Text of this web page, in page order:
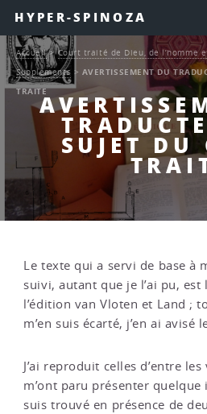
HYPER-SPINOZA
SUJET DU
Accueil>Court traité de Dieu, de l’homme
Suppléments > AVERTISSEMENT DU
TRAITE
Le texte qui a servi de base à
suivi, autant que je l’ai pu,
l’édition van Vloten et Land ;
m’en suis écarté, j’en ai avisé
J’ai reproduit celles d’entre
m’ont paru présenter
suis trouvé en présence de